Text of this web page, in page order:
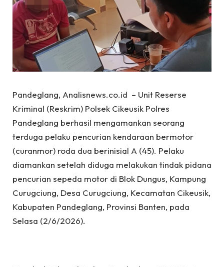
Pandeglang, Analisnews.co.id – Unit Reserse
Kriminal (Reskrim) Polsek Cikeusik Polres
Pandeglang berhasil mengamankan seorang
terduga pelaku pencurian kendaraan bermotor
(curanmor) roda dua berinisial A (45). Pelaku
diamankan setelah diduga melakukan tindak pidana
pencurian sepeda motor di Blok Dungus, Kampung
Curugciung, Desa Curugciung, Kecamatan Cikeusik,
Kabupaten Pandeglang, Provinsi Banten, pada
Selasa (2/6/2026).